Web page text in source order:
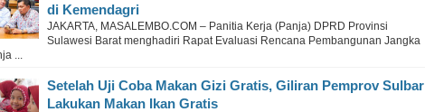
di Kemendagri
JAKARTA, MASALEMBO.COM – Panitia Kerja (Panja) DPRD Provinsi
Sulawesi Barat menghadiri Rapat Evaluasi Rencana Pembangunan Jangka
...
Setelah Uji Coba Makan Gizi Gratis, Giliran Pemprov Sulbar
Lakukan Makan Ikan Gratis